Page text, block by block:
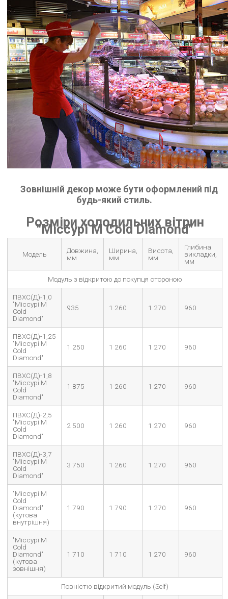
Зовнішній декор може бути оформлений під
будь-який стиль.
Розміри холодильних вітрин
"Міссурі М Cold Diamond"
Модель
Довжина,
мм
Ширина,
мм
Висота,
мм
Глибина
викладки,
мм
Модуль з відкритою до покупця стороною
ПВХС(Д)-1,0
"Міссурі М
Cold
Diamond"
935 1 260 1 270 960
ПВХС(Д)-1,25
"Міссурі М
Cold
Diamond"
1 250 1 260 1 270 960
ПВХС(Д)-1,8
"Міссурі М
Cold
Diamond"
1 875 1 260 1 270 960
ПВХС(Д)-2,5
"Міссурі М
Cold
Diamond"
2 500 1 260 1 270 960
ПВХС(Д)-3,7
"Міссурі М
Cold
Diamond"
3 750 1 260 1 270 960
"Міссурі М
Cold
Diamond"
(кутова
внутрішня)
1 790 1 790 1 270 960
"Міссурі М
Cold
Diamond"
(кутова
зовнішня)
1 710 1 710 1 270 960
Повністю відкритий модуль (Self)